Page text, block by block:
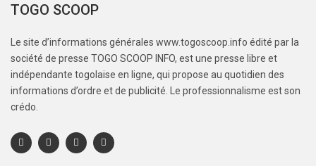
TOGO SCOOP
Le site d’informations générales www.togoscoop.info édité par la
société de presse TOGO SCOOP INFO, est une presse libre et
indépendante togolaise en ligne, qui propose au quotidien des
informations d’ordre et de publicité. Le professionnalisme est son
crédo.